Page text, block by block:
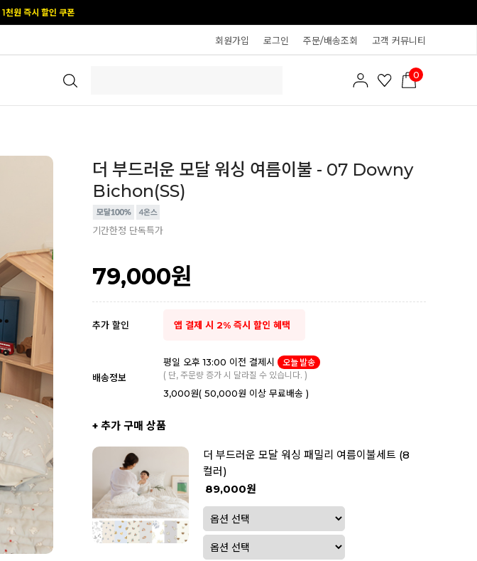
1천원 즉시 할인 쿠폰
회원가입 로그인 주문/배송조회 고객 커뮤니티
0
더 부드러운 모달 워싱 여름이불 - 07 Downy
Bichon(SS)
기간한정 단독특가
79,000원
추가 할인 앱 결제 시 2% 즉시 할인 혜택
배송정보
평일 오후 13:00 이전 결제시
오늘 발송
( 단, 주문량 증가 시 달라질 수 있습니다. )
3,000원( 50,000원 이상 무료배송 )
+ 추가 구매 상품
더 부드러운 모달 워싱 패밀리 여름이불세트 (8
컬러)
89,000원